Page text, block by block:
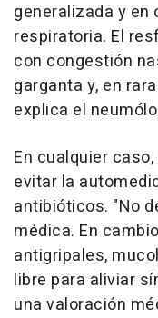
generalizada y
respiratoria. El
con congestión
garganta y, en
explica el
En cualquier
evitar la
antibióticos. "No
médica. En
antigripales,
libre para aliviar
una valoración